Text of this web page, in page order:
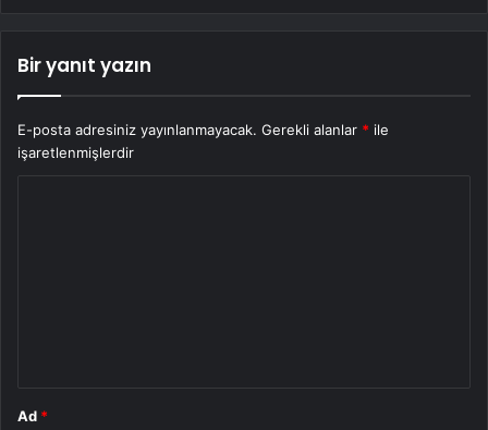
Bir yanıt yazın
E-posta adresiniz yayınlanmayacak. Gerekli alanlar * ile
işaretlenmişlerdir
Ad *